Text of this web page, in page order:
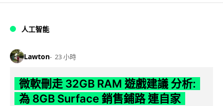
人工智能
Lawton 23 小時
微軟刪走 32GB RAM 遊戲建議 分析:
為 8GB Surface 銷售鋪路 連自家